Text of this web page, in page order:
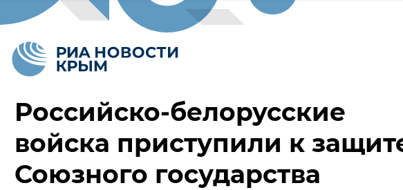
Российско-белорусские
войска приступили к
Союзного государства